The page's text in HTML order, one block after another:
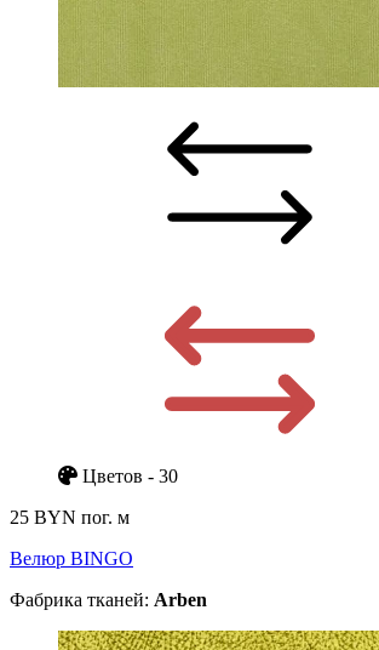
Цветов - 30
25 BYN пог. м
Велюр BINGO
Фабрика тканей: Arben